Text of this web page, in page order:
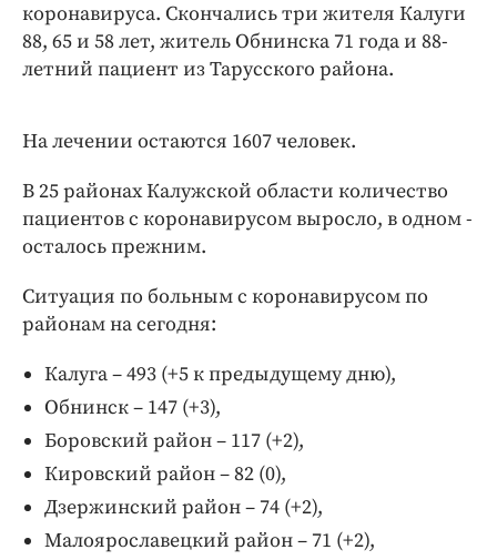
коронавируса. Скончались три жителя Калуги
88, 65 и 58 лет, житель Обнинска 71 года и 88-
летний пациент из Тарусского района.
На лечении остаются 1607 человек.
В 25 районах Калужской области количество
пациентов с коронавирусом выросло, в одном -
осталось прежним.
Ситуация по больным с коронавирусом по
районам на сегодня:
Калуга – 493 (+5 к предыдущему дню),
Обнинск – 147 (+3),
Боровский район – 117 (+2),
Кировский район – 82 (0),
Дзержинский район – 74 (+2),
Малоярославецкий район – 71 (+2),